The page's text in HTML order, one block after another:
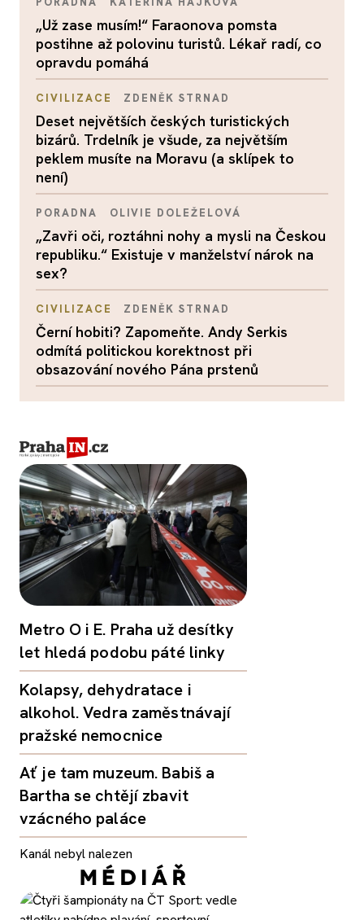
„Už zase musím!“ Faraonova pomsta
postihne až polovinu turistů. Lékař radí, co
opravdu pomáhá
CIVILIZACE ZDENĚK STRNAD
Deset největších českých turistických
bizárů. Trdelník je všude, za největším
peklem musíte na Moravu (a sklípek to
není)
PORADNA OLIVIE DOLEŽELOVÁ
„Zavři oči, roztáhni nohy a mysli na Českou
republiku.“ Existuje v manželství nárok na
sex?
CIVILIZACE ZDENĚK STRNAD
Černí hobiti? Zapomeňte. Andy Serkis
odmítá politickou korektnost při
obsazování nového Pána prstenů
Metro O i E. Praha už desítky
let hledá podobu páté linky
Kolapsy, dehydratace i
alkohol. Vedra zaměstnávají
pražské nemocnice
Ať je tam muzeum. Babiš a
Bartha se chtějí zbavit
vzácného paláce
Kanál nebyl nalezen